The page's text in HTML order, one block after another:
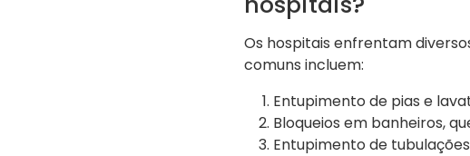
Os hospitais enfrentam
comuns incluem:
Entupimento de pias e
Bloqueios em banheiros,
Entupimento de